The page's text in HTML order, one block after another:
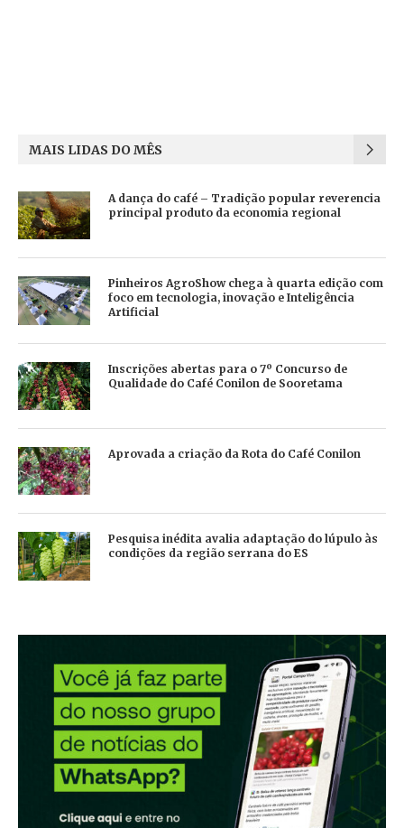
MAIS LIDAS DO MÊS
A dança do café – Tradição popular reverencia
principal produto da economia regional
Pinheiros AgroShow chega à quarta edição com
foco em tecnologia, inovação e Inteligência
Artificial
Inscrições abertas para o 7º Concurso de
Qualidade do Café Conilon de Sooretama
Aprovada a criação da Rota do Café Conilon
Pesquisa inédita avalia adaptação do lúpulo às
condições da região serrana do ES